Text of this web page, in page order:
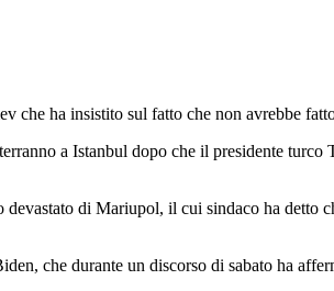
che ha insistito sul fatto che non avrebbe
a Istanbul dopo che il presidente turco
di Mariupol, il cui sindaco ha detto
che durante un discorso di sabato ha